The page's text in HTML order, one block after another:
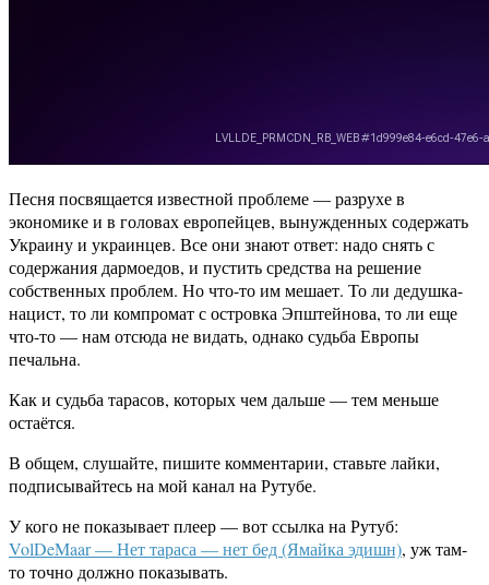
Песня посвящается известной проблеме — разрухе в
экономике и в головах европейцев, вынужденных содержать
Украину и украинцев. Все они знают ответ: надо снять с
содержания дармоедов, и пустить средства на решение
собственных проблем. Но что-то им мешает. То ли дедушка-
нацист, то ли компромат с островка Эпштейнова, то ли еще
что-то — нам отсюда не видать, однако судьба Европы
печальна.
Как и судьба тарасов, которых чем дальше — тем меньше
остаётся.
В общем, слушайте, пишите комментарии, ставьте лайки,
подписывайтесь на мой канал на Рутубе.
У кого не показывает плеер — вот ссылка на Рутуб:
VolDeMaar — Нет тараса — нет бед (Ямайка эдишн), уж там-
то точно должно показывать.